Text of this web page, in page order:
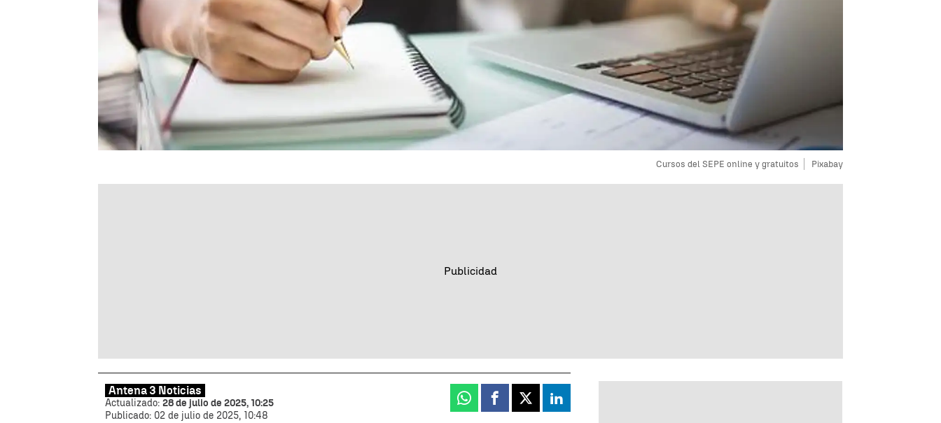
Cursos del SEPE online y gratuitos Pixabay
Antena 3 Noticias
Actualizado: 28 de julio de 2025, 10:25
Publicado: 02 de julio de 2025, 10:48
Whatsapp
Facebook
X Linkedin